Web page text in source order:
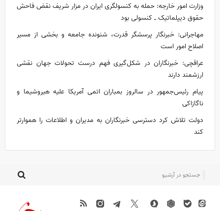
وزارت امور خارجه: حمله به کنسولگری ایران در مزار شریف نقض فاحش
حقوق دیپلماتیک ـ کنسولی بود
مهاجرانی: خبرنگار پرسشگر قدرت، شنونده جامعه و بخشی از مسیر
اصلاح امور است
عراقچی: خبرنگاران در شکل‌گیری فهم درست تحولات جهان نقشی
ارزشمند دارند
پیام رئیس‌جمهور در سالروز بمباران اتمی آمریکا علیه هیروشیما و
ناگازاکی
دولت تلاش کرد دسترسی خبرنگاران به مدیران و اطلاعات را هموارتر
کند